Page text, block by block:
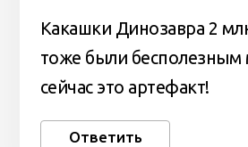
Какашки Динозавра 2
тоже были бесполезным
сейчас это артефакт!
Ответить